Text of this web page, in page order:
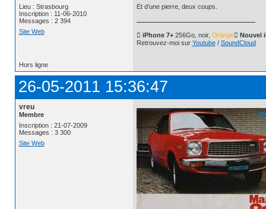
Lieu : Strasbourg
Inscription : 11-06-2010
Messages : 2 394
Site Web
Et d'une pierre, deux coups.
 iPhone 7+256Go, noir, Orange Nouvel
Retrouvez-moi sur Youtube/ SoundCloud
Hors ligne
26-05-2011 15:36:47
vreu
Membre
Inscription : 21-07-2009
Messages : 3 300
Site Web